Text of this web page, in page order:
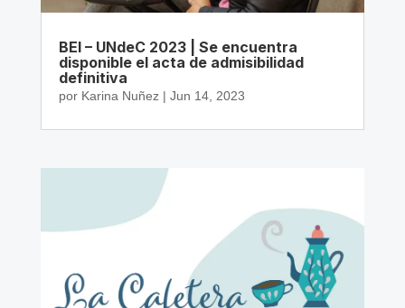
BEI – UNdeC 2023 | Se encuentra
disponible el acta de admisibilidad
definitiva
por Karina Nuñez| Jun 14, 2023